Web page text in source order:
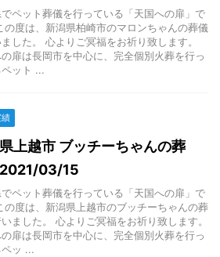
ペット葬儀を行っている「天国への扉」で
の度は、新潟県柏崎市のマロンちゃんの葬儀
した。 心よりご冥福をお祈り致します。
扉は長岡市を中心に、完全個別火葬を行っ
ット ...
上越市 ブッチーちゃんの葬
03/15
ペット葬儀を行っている「天国への扉」で
の度は、新潟県上越市のブッチーちゃんの葬
ました。 心よりご冥福をお祈り致します。
扉は長岡市を中心に、完全個別火葬を行っ
ッ ...